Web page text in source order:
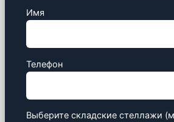
Имя
Телефон
Выберите складские стеллажи